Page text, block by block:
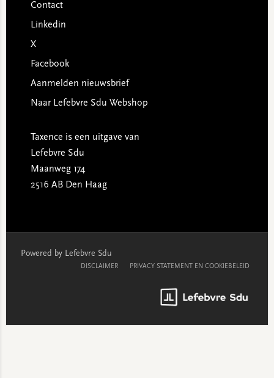
Contact
Linkedin
X
Facebook
Aanmelden nieuwsbrief
Naar Lefebvre Sdu Webshop
Taxence is een uitgave van
Lefebvre Sdu
Maanweg 174
2516 AB Den Haag
Powered by Lefebvre Sdu
DISCLAIMER PRIVACY STATEMENT EN COOKIEBELEID